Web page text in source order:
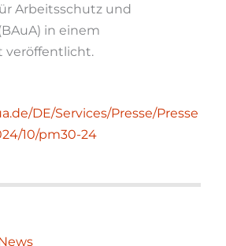
Arbeitsschutz und
in einem
veröffentlicht.
DE/Services/Presse/Presse
10/pm30-24